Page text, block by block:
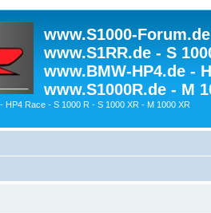
www.S1000-
www.S1RR.de - S
www.BMW-HP4.de -
www.S1000R.de - M
Race - S 1000 R - S 1000 XR - M 1000 XR